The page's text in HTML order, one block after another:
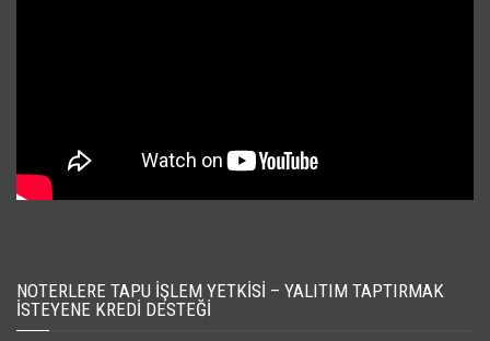
NOTERLERE TAPU İŞLEM YETKISI – YALITIM TAPTIRMAK
İSTEYENE KREDI DESTEĞI